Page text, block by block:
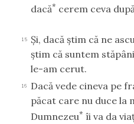
dacă* cerem ceva
15
Şi, dacă ştim că ne
ştim că suntem
le-am cerut.
16
Dacă vede cineva pe
păcat care nu duce la
Dumnezeu* îi va da